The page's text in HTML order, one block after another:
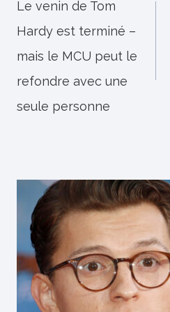
de
l’article
Le venin de Tom
Hardy est terminé –
mais le MCU peut le
refondre avec une
seule personne